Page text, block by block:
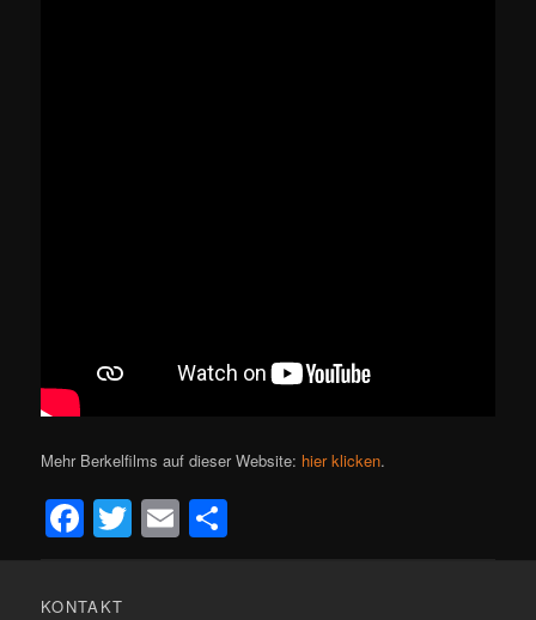
Mehr Berkelfilms auf dieser Website: hier klicken.
Facebook
Twitter
Email
KONTAKT